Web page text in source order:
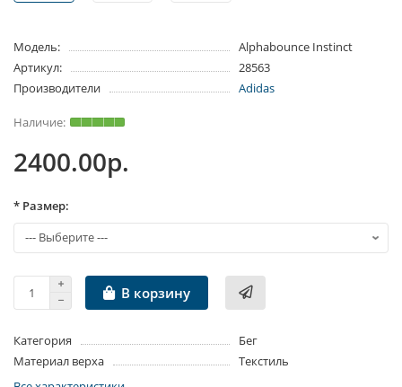
Модель:
Alphabounce Instinct
Артикул:
28563
Производители
Adidas
2400.00р.
* Размер:
В корзину
Категория
Бег
Материал верха
Текстиль